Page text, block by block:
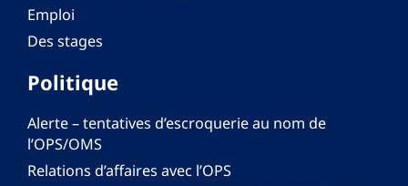
Emploi
Des stages
Politique
Alerte – tentatives d’escroquerie au nom de
l’OPS/OMS
Relations d’affaires avec l’OPS